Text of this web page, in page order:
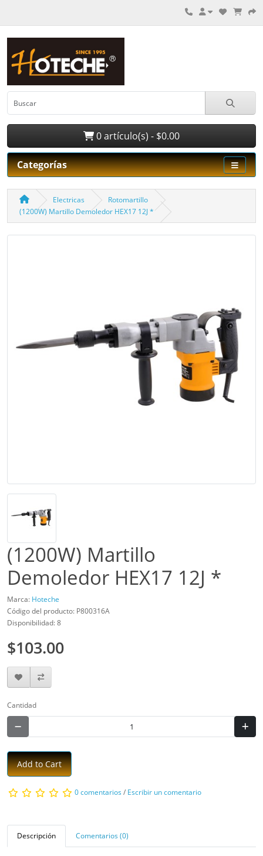
0 artículo(s) - $0.00
Categorías
Electricas
Rotomartillo
(1200W) Martillo Demoledor HEX17 12J *
(1200W) Martillo
Demoledor HEX17 12J *
Marca: Hoteche
Código del producto: P800316A
Disponibilidad: 8
$103.00
Cantidad
Add to Cart
0 comentarios/ Escribir un comentario
Descripción Comentarios (0)